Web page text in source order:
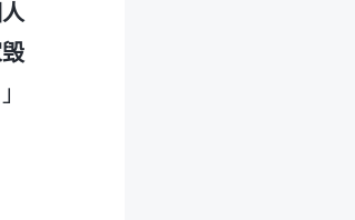
」